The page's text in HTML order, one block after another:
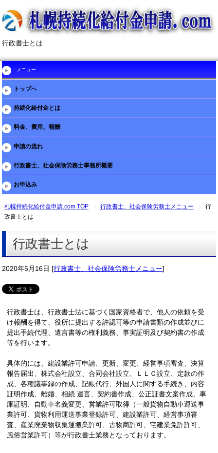
行政書士とは
メニュー
トップへ
持続化給付金とは
料金、費用、報酬
申請の流れ
行政書士、社会保険労務士事務所概要
お申込み
札幌持続化給付金申請.com TOP 行政書士、社会保険労務士メニュー
行
政書士とは
行政書士とは
2020年5月16日 [行政書士、社会保険労務士メニュー]
行政書士は、行政書士法に基づく国家資格者で、他人の依頼を受
け報酬を得て、役所に提出する許認可等の申請書類の作成並びに
提出手続代理、遺言書等の権利義務、事実証明及び契約書の作成
等を行います。
具体的には、建設業許可申請、更新、変更、経営事項審査、決算
報告届出、株式会社設立、合同会社設立、ＬＬＣ設立、定款の作
成、各種議事録の作成、記帳代行、外国人に関する手続き、内容
証明作成、離婚、相続 遺言、契約書作成、公正証書文案作成、車
庫証明、自動車名義変更、営業許可取得（一般貨物自動車運送事
業許可、貨物利用運送事業登録許可、建設業許可、経営事項審
査、産業廃棄物収集運搬業許可、古物商許可、宅建業免許許可、
風俗営業許可）等が行政書士業務となっております。